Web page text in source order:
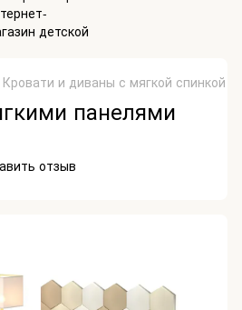
Кровати и диваны с мягкой спинкой
панелями
отзыв